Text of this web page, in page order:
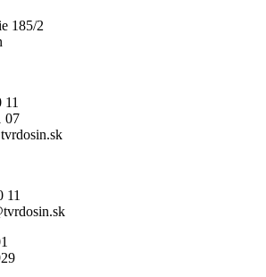
185/2
07
11